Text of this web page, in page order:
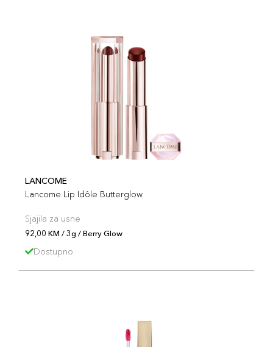
LANCOME
Lancome Lip Idôle Butterglow
Sjajila za usne
92,00 KM / 3g / Berry Glow
Dostupno